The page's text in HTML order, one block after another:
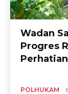
Wadan
Progres
POLHUKAM